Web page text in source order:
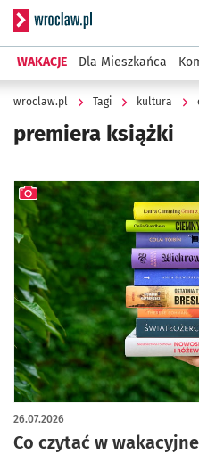
Serwis
WAKACJE Dla Mieszkańca
wroclaw.pl Tagi kultura
premiera książki
Co czytać w
26.07.2026
artykuł z galerią zdjęć